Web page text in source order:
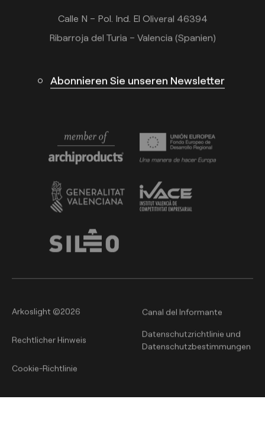
Calle N – Pol. Ind. El Oliveral 46394
Ribarroja del Turia – Valencia (Spanien)
Abonnieren Sie unseren Newsletter
Arkoslight ©2026 Canal del Informante
Rechtlicher Hinweis
Datenschutzrichtlinie und
Datenschutzbestimmungen
Cookie-Richtlinie